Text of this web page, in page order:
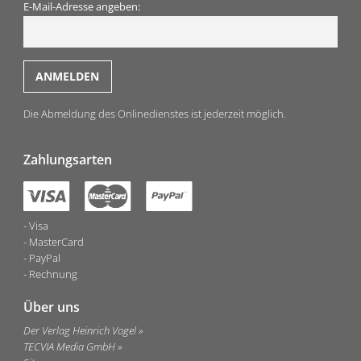
E-Mail-Adresse angeben:
Die Abmeldung des Onlinedienstes ist jederzeit möglich.
Zahlungsarten
Visa
MasterCard
PayPal
Rechnung
Über uns
Der Verlag Heinrich Vogel
TECVIA Media GmbH